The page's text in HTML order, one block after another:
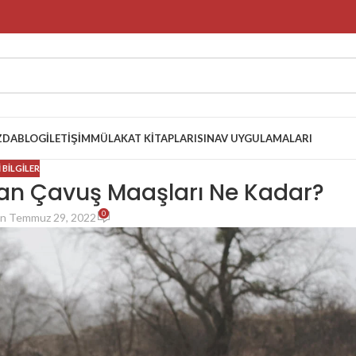
BLOGİLETIŞIMMÜLAKAT KITAPLARISINAV UYGULAMALARI
BILGILER
Çavuş Maaşları Ne Kadar?
Temmuz 29, 2022 0